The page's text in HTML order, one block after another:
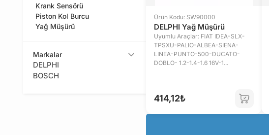
Krank Sensörü
Piston Kol Burcu
Yağ Müşürü
Markalar
DELPHI
BOSCH
Ürün Kodu: SW90000
DELPHI Yağ Müşürü
Uyumlu Araçlar: FIAT IDEA-SLX-
TPSXU-PALIO-ALBEA-SIENA-
LINEA-PUNTO-500-DUCATO-
DOBLO- 1.2-1.4-1.6 16V-1...
414,12₺